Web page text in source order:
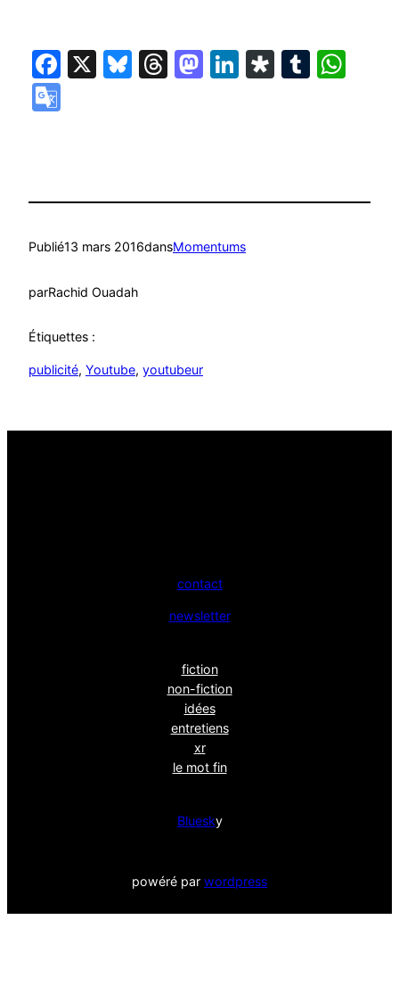
Facebook
X Bluesky
Threads
Mastodon
LinkedIn
Diaspora
Publié13 mars 2016dansMomentums
parRachid Ouadah
Étiquettes :
publicité, Youtube, youtubeur
contact
newsletter
fiction
non-fiction
idées
entretiens
xr
le mot fin
Bluesky
powéré par wordpress